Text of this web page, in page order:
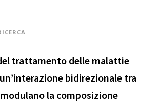
trattamento delle malattie
bidirezionale tra
la composizione